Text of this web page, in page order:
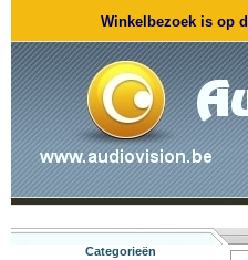
Winkelbezoek is op
Categorieën